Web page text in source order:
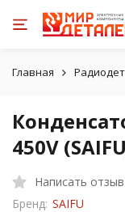
Главная
450V
Написать отзыв
Бренд: SAIFU